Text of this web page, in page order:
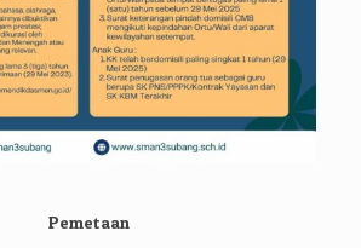
Pemetaan